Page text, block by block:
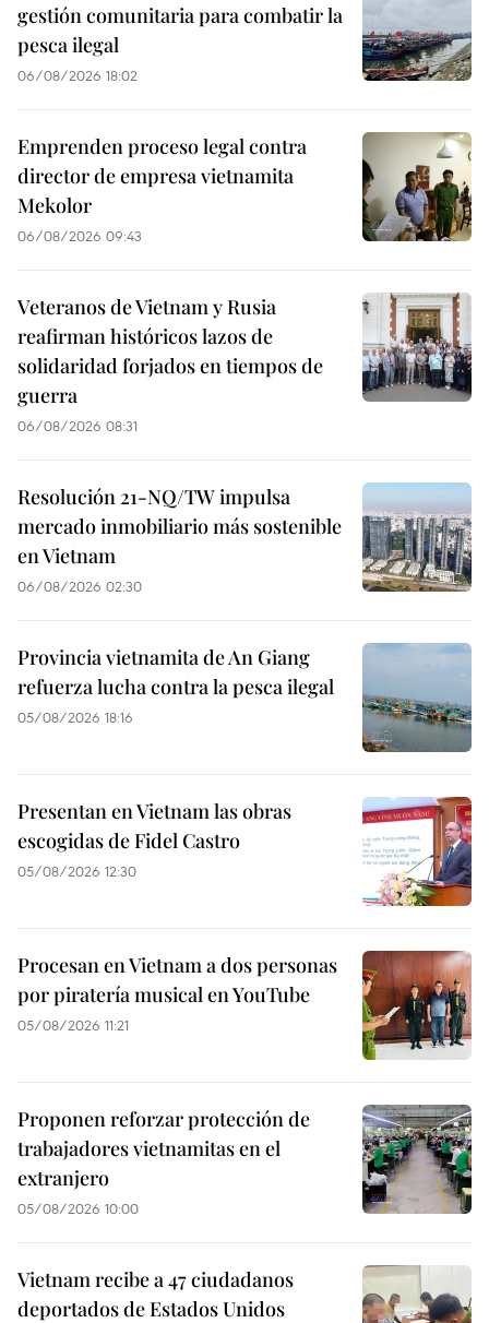
gestión comunitaria para combatir la
pesca ilegal
06/08/2026 18:02
Emprenden proceso legal contra
director de empresa vietnamita
Mekolor
06/08/2026 09:43
Veteranos de Vietnam y Rusia
reafirman históricos lazos de
solidaridad forjados en tiempos de
guerra
06/08/2026 08:31
Resolución 21-NQ/TW impulsa
mercado inmobiliario más sostenible
en Vietnam
06/08/2026 02:30
Provincia vietnamita de An Giang
refuerza lucha contra la pesca ilegal
05/08/2026 18:16
Presentan en Vietnam las obras
escogidas de Fidel Castro
05/08/2026 12:30
Procesan en Vietnam a dos personas
por piratería musical en YouTube
05/08/2026 11:21
Proponen reforzar protección de
trabajadores vietnamitas en el
extranjero
05/08/2026 10:00
Vietnam recibe a 47 ciudadanos
deportados de Estados Unidos